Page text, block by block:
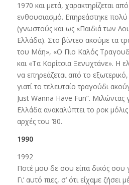
1970 και μετά, χαρακτηρίζεται
ενθουσιασμό. Επηρεάστηκε πολύ
(γνωστούς και ως «Παιδιά των
Ελλάδα). Στο βίντεο ακούμε τα
του Μάη», «Ο Πιο Καλός
και «Τα Κορίτσια Ξενυχτάνε». Η
να επηρεάζεται από το
γιατί το τελευταίο τραγούδι
Just Wanna Have Fun”. Μιλώντας
Ελλάδα ανακαλύπτει το ροκ
αρχές του ’80.
1990
1992
Ποτέ μου δε σου είπα δικός σου
Γι’ αυτό πιες, σ’ ότι είχαμε ζήσει